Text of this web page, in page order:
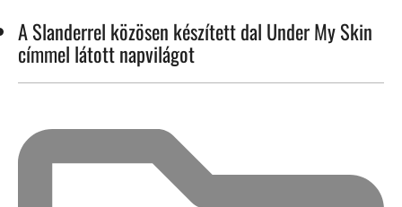
A Slanderrel közösen készített dal Under My Skin
címmel látott napvilágot